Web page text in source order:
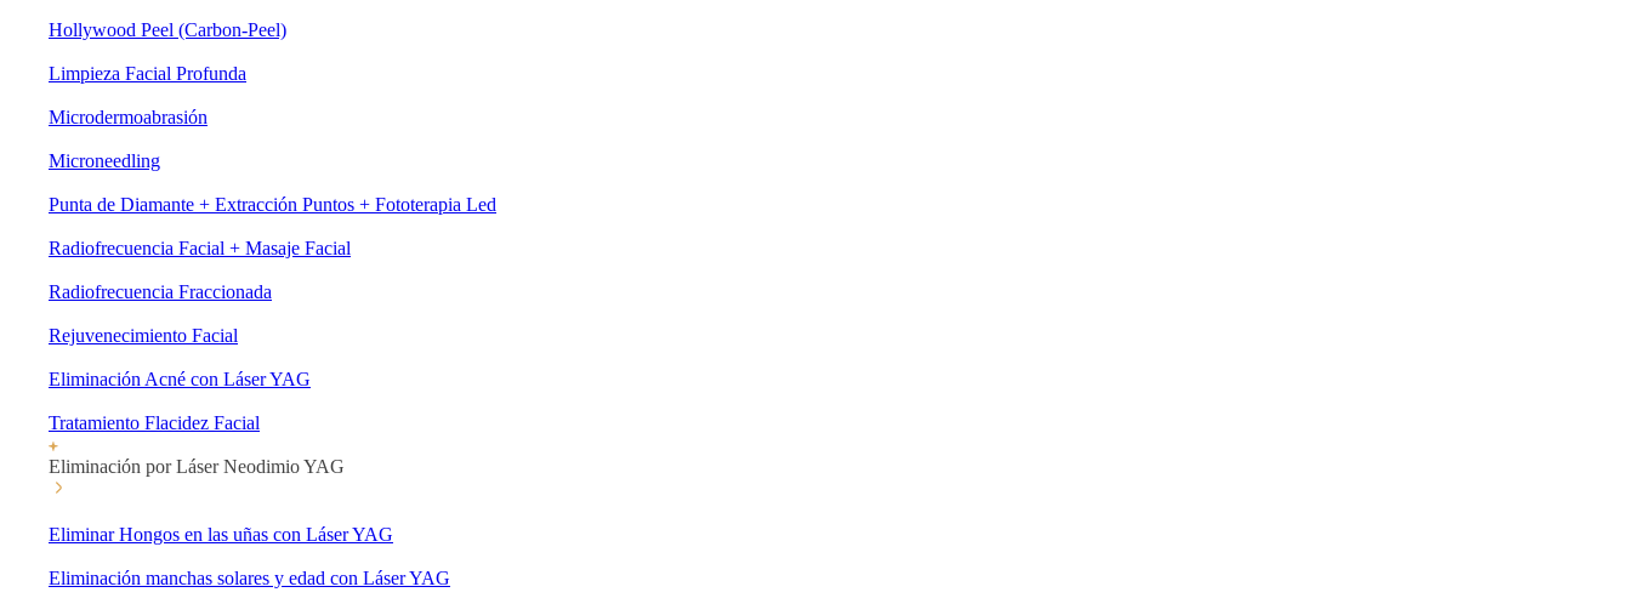
Hollywood Peel (Carbon-Peel)
Limpieza Facial Profunda
Microdermoabrasión
Microneedling
Punta de Diamante + Extracción Puntos + Fototerapia Led
Radiofrecuencia Facial + Masaje Facial
Radiofrecuencia Fraccionada
Rejuvenecimiento Facial
Eliminación Acné con Láser YAG
Tratamiento Flacidez Facial
Eliminación por Láser Neodimio YAG
Eliminar Hongos en las uñas con Láser YAG
Eliminación manchas solares y edad con Láser YAG